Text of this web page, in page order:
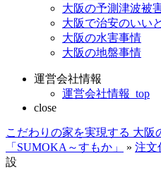
大阪の予測津波被
大阪で治安のいい
大阪の水害事情
大阪の地盤事情
運営会社情報
運営会社情報_top
close
こだわりの家を実現する 大阪
「SUMOKA～すもか」
» 注文
設